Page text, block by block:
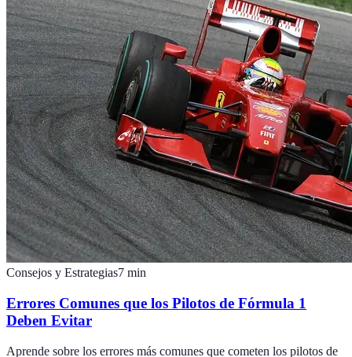
Consejos y Estrategias7 min
Errores Comunes que los Pilotos de Fórmula 1
Deben Evitar
Aprende sobre los errores más comunes que cometen los pilotos de